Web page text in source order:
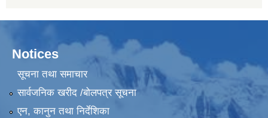
Notices
सूचना तथा समाचार
सार्वजनिक खरीद /बोलपत्र सूचना
एन, कानुन तथा निर्देशिका